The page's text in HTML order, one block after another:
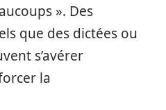
». Des
que des dictées ou
s’avérer
la